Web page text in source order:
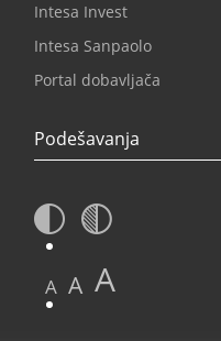
Intesa Invest
Intesa Sanpaolo
Portal dobavljača
Podešavanja
A A A